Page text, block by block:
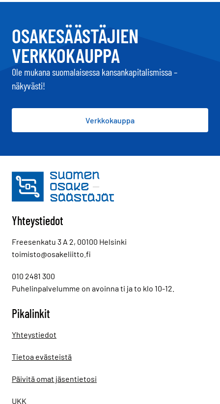
OSAKESÄÄSTÄJIEN
VERKKOKAUPPA
Ole mukana suomalaisessa kansankapitalismissa –
näkyvästi!
Verkkokauppa
Yhteystiedot
Freesenkatu 3 A 2, 00100 Helsinki
toimisto@osakeliitto.fi
010 2481 300
Puhelinpalvelumme on avoinna ti ja to klo 10-12.
Pikalinkit
Yhteystiedot
Tietoa evästeistä
Päivitä omat jäsentietosi
UKK